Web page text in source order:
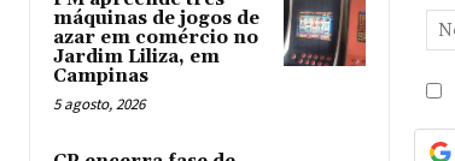
máquinas de jogos de
azar em comércio no
Jardim Liliza, em
Campinas
5 agosto, 2026